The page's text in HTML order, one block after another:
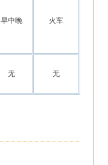
早中晚 火车
无 无